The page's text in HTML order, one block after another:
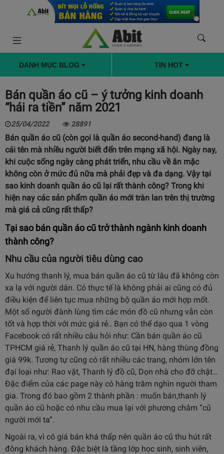
DANH MỤC BLOG TIN HOT
Bán quần áo cũ – ý tưởng kinh doanh
“hái ra tiền” năm 2021
25/04/2022 28891
Bán quần áo cũ (còn gọi là quần áo second-hand) đang là
cái tên mà nhiều người biết đến trên mạng xã hội. Ngày nay,
khi cuộc sống ngày càng phát triển, nhu cầu về ăn mặc
không còn ở mức đủ nữa mà phải đẹp và đa dạng. Vậy tại
sao kinh doanh quần áo cũ lại rất thành công? Trong khi
hiện nay các sản phẩm quần áo mới tràn lan trên thị trường
mà giá cả cũng rất thấp?
Tại sao bán quần áo cũ trở thành ngành kinh doanh
thành công?
Nhu cầu của người tiêu dùng cao
Xu hướng thanh lý, mua bán quần áo cũ từ lâu đã không còn
xa lạ với người dân. Có thực tế là không phải ai cũng có đủ
điều kiện để liên tục mua những bộ quần áo mới hợp mốt.
Một số người đành lùng tìm các món đồ cũ nhưng vẫn còn
tốt và hợp thời với mức giá rẻ.. Bạn có thể dạo qua 1 vòng
Facebook có rất nhiều câu hỏi như: Cần bán quần áo cũ
TPHCM giá rẻ, Thanh lý quần áo cũ tại HN, hàng thùng đồng
giá 99k. Tương tự cũng có rất nhiều các trang, nhóm lớn tên
đại loại như: Rao vặt, Thanh lý đồ cũ, Dọn nhà cho đỡ chật…
Đặc điểm của các page này có hàng trăm nghìn người tham
gia. Trong đó bao gồm 2 thành phần : muốn bán,thanh lý
quần áo cũ hoặc có nhu cầu mua lại với phương châm “cũ
người mới ta”.
Ngoài ra, vì có giá bán khá thấp nên quần áo cũ thu hút rất
đông khách hàng. Đặc biệt là tầng lớp học sinh, sinh viên,